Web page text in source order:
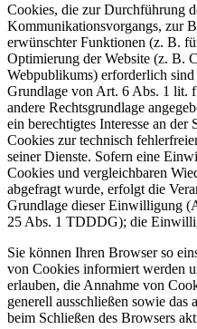
Cookies, die zur Durchführung
Kommunikationsvorgangs, zur
erwünschter Funktionen (z. B.
Optimierung der Website (z. B.
Webpublikums) erforderlich
Grundlage von Art. 6 Abs. 1 lit.
andere Rechtsgrundlage
ein berechtigtes Interesse an
Cookies zur technisch
seiner Dienste. Sofern eine
Cookies und vergleichbaren
abgefragt wurde, erfolgt die
Grundlage dieser Einwilligung
25 Abs. 1 TDDDG); die
Sie können Ihren Browser so
von Cookies informiert werden
erlauben, die Annahme von
generell ausschließen sowie das
beim Schließen des Browsers